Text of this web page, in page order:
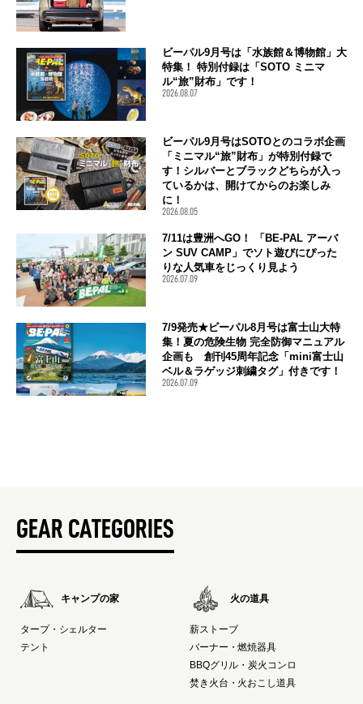
ビーパル9月号は「水族館＆博物館」大
特集！ 特別付録は「SOTO ミニマ
ル“旅”財布」です！
2026.08.07
ビーパル9月号はSOTOとのコラボ企画
「ミニマル“旅”財布」が特別付録で
す！シルバーとブラックどちらが入っ
ているかは、開けてからのお楽しみ
に！
2026.08.05
7/11は豊洲へGO！ 「BE-PAL アーバ
ン SUV CAMP」でソト遊びにぴった
りな人気車をじっくり見よう
2026.07.09
7/9発売★ビーパル8月号は富士山大特
集！夏の危険生物 完全防御マニュアル
企画も 創刊45周年記念「mini富士山
ベル＆ラゲッジ刺繍タグ」付きです！
2026.07.09
GEAR CATEGORIES
キャンプの家
タープ・シェルター
テント
火の道具
薪ストーブ
バーナー・燃焼器具
BBQグリル・炭火コンロ
焚き火台・火おこし道具